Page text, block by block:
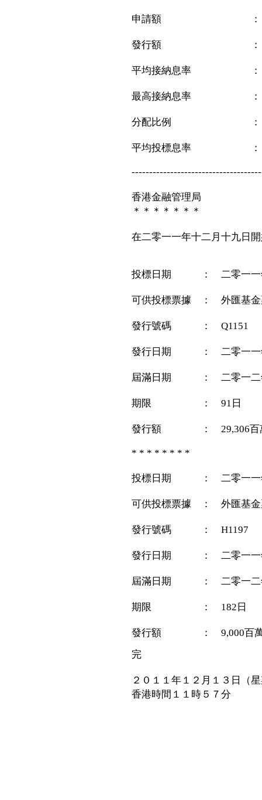
申請額 ：
發行額 ：
平均接納息率 ：
最高接納息率 ：
分配比例 ：
平均投標息率 ：
香港金融管理局
＊＊＊＊＊＊＊
在二零一一年十二月十九日
投標日期 ： 二零一一年
可供投標票據 ： 外匯基金
發行號碼 ： Q1151
發行日期 ： 二零一一年
屆滿日期 ： 二零一二
期限 ： 91日
發行額 ： 29,306百
* * * * * * * *
投標日期 ： 二零一一年
可供投標票據 ： 外匯基金
發行號碼 ： H1197
發行日期 ： 二零一一年
屆滿日期 ： 二零一二
期限 ： 182日
發行額 ： 9,000百萬
完
２０１１年１２月１３日（
香港時間１１時５７分